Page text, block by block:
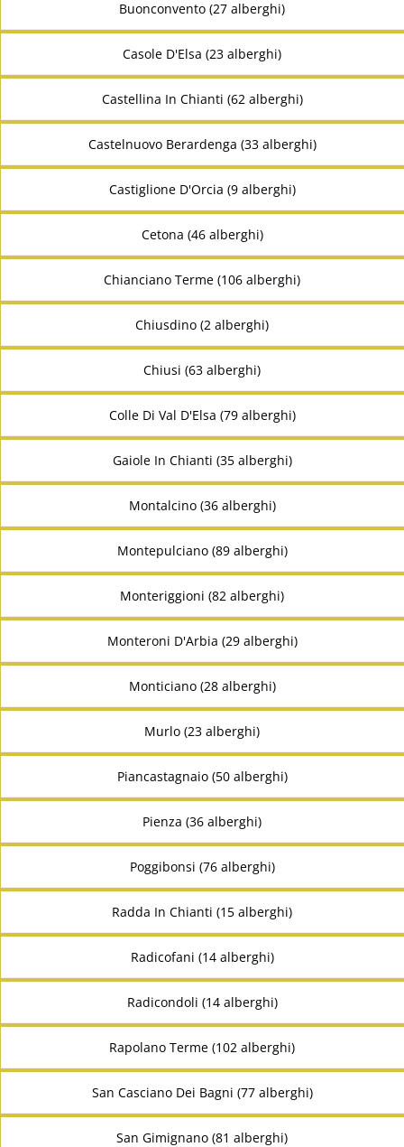
Buonconvento (27 alberghi)
Casole D'Elsa (23 alberghi)
Castellina In Chianti (62 alberghi)
Castelnuovo Berardenga (33 alberghi)
Castiglione D'Orcia (9 alberghi)
Cetona (46 alberghi)
Chianciano Terme (106 alberghi)
Chiusdino (2 alberghi)
Chiusi (63 alberghi)
Colle Di Val D'Elsa (79 alberghi)
Gaiole In Chianti (35 alberghi)
Montalcino (36 alberghi)
Montepulciano (89 alberghi)
Monteriggioni (82 alberghi)
Monteroni D'Arbia (29 alberghi)
Monticiano (28 alberghi)
Murlo (23 alberghi)
Piancastagnaio (50 alberghi)
Pienza (36 alberghi)
Poggibonsi (76 alberghi)
Radda In Chianti (15 alberghi)
Radicofani (14 alberghi)
Radicondoli (14 alberghi)
Rapolano Terme (102 alberghi)
San Casciano Dei Bagni (77 alberghi)
San Gimignano (81 alberghi)